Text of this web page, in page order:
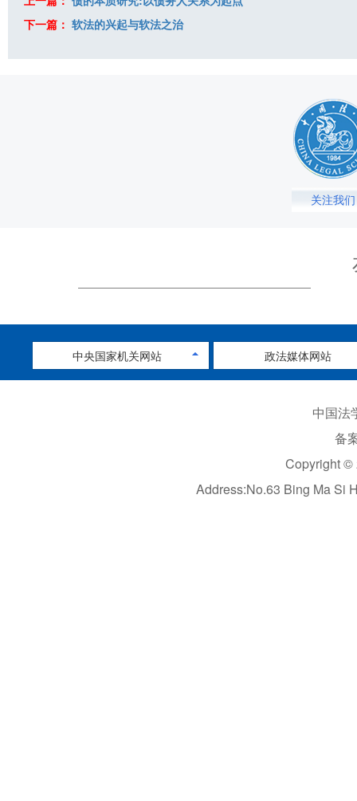
下一篇： 软法的兴起与软法之治
关注我们
中央国家机关网站 政法媒体网站
中国法
备
Copyright ©
Address:No.63 Bing Ma Si